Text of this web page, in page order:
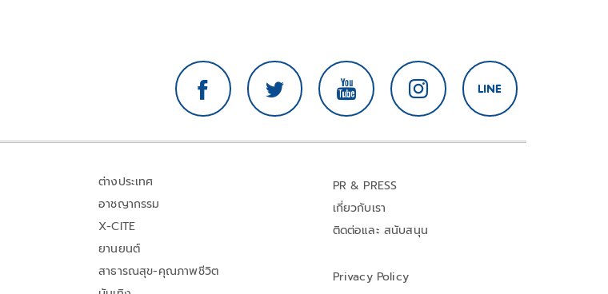
ต่างประเทศ
อาชญากรรม
X-CITE
ยานยนต์
สาธารณสุข-คุณภาพชีวิต
PR & PRESS
เกี่ยวกับเรา
ติดต่อและ สนับสนุน
Privacy Policy